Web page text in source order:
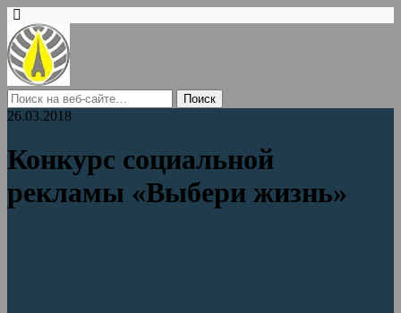
26.03.2018
Конкурс социальной
рекламы «Выбери жизнь»